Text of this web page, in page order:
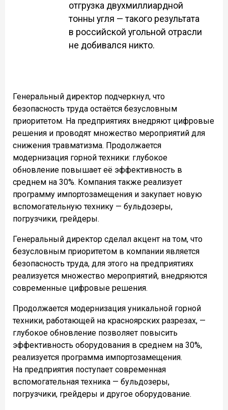
отгрузка двухмиллиардной
тонны угля — такого результата
в российской угольной отрасли
не добивался никто.
Генеральный директор подчеркнул, что
безопасность труда остаётся безусловным
приоритетом. На предприятиях внедряют цифровые
решения и проводят множество мероприятий для
снижения травматизма. Продолжается
модернизация горной техники: глубокое
обновление повышает её эффективность в
среднем на 30%. Компания также реализует
программу импортозамещения и закупает новую
вспомогательную технику — бульдозеры,
погрузчики, грейдеры.
Генеральный директор сделал акцент на том, что
безусловным приоритетом в компании является
безопасность труда, для этого на предприятиях
реализуется множество мероприятий, внедряются
современные цифровые решения.
Продолжается модернизация уникальной горной
техники, работающей на красноярских разрезах, —
глубокое обновление позволяет повысить
эффективность оборудования в среднем на 30%,
реализуется программа импортозамещения.
На предприятия поступает современная
вспомогательная техника — бульдозеры,
погрузчики, грейдеры и другое оборудование.